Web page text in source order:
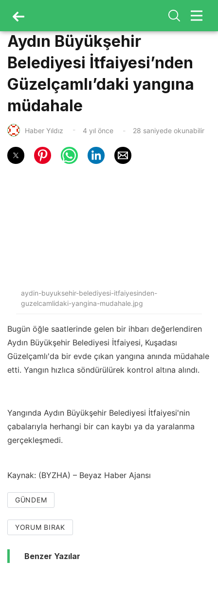
Aydın Büyükşehir
Belediyesi İtfaiyesi’nden
Güzelçamlı’daki yangına
müdahale
Haber Yıldız 4 yıl önce 28 saniyede okunabilir
aydin-buyuksehir-belediyesi-itfaiyesinden-
guzelcamlidaki-yangina-mudahale.jpg
Bugün öğle saatlerinde gelen bir ihbarı değerlendiren
Aydın Büyükşehir Belediyesi İtfaiyesi, Kuşadası
Güzelçamlı'da bir evde çıkan yangına anında müdahale
etti. Yangın hızlıca söndürülürek kontrol altına alındı.
Yangında Aydın Büyükşehir Belediyesi İtfaiyesi'nin
çabalarıyla herhangi bir can kaybı ya da yaralanma
gerçekleşmedi.
Kaynak: (BYZHA) – Beyaz Haber Ajansı
GÜNDEM
YORUM BIRAK
Benzer Yazılar